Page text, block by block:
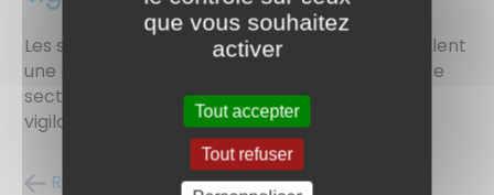
Les services de la Gendarmerie Nationale signalent
une recrudescence de cambriolages dans notre
secteur et vous appellent à la plus grande
vigilance.
Retour à la liste des
posté le
que vous souhaitez
activer
Tout accepter
Tout refuser